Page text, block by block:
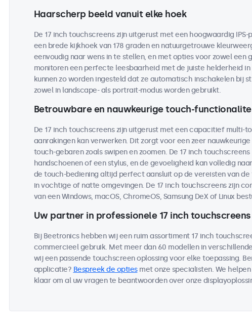
Haarscherp beeld vanuit elke hoek
De 17 inch touchscreens zijn uitgerust met een hoogwaardig
een brede kijkhoek van 178 graden en natuurgetrouwe
eenvoudig naar wens in te stellen, en met opties voor zowel
monitoren een perfecte leesbaarheid met de juiste helderheid in
kunnen zo worden ingesteld dat ze automatisch inschakelen bij
zowel in landscape- als portrait-modus worden gebruikt.
Betrouwbare en nauwkeurige touch-
De 17 inch touchscreens zijn uitgerust met een capacitief multi-
aanrakingen kan verwerken. Dit zorgt voor een zeer
touch-gebaren zoals swipen en zoomen. De 17 inch
handschoenen of een stylus, en de gevoeligheid kan volledig
de touch-bediening altijd perfect aansluit op de vereisten van
in vochtige of natte omgevingen. De 17 inch touchscreens zijn
van een Windows, macOS, ChromeOS, Samsung DeX of Linux
Uw partner in professionele 17 inch touchscreens
Bij Beetronics hebben wij een ruim assortiment 17 inch
commercieel gebruik. Met meer dan 60 modellen in
wij een passende touchscreen oplossing voor elke toepassing.
applicatie? Bespreek de optiesmet onze specialisten. We
klaar om al uw vragen te beantwoorden over onze